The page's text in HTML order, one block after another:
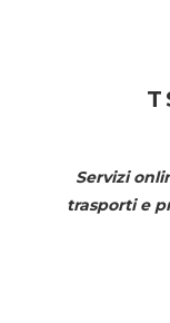
Servizi
trasporti e